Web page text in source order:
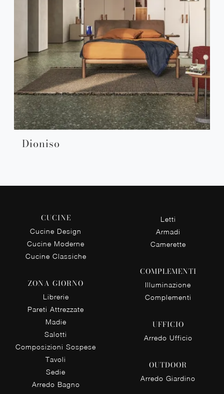
Dioniso
CUCINE
Cucine Design
Cucine Moderne
Cucine Classiche
ZONA GIORNO
Librerie
Pareti Attrezzate
Madie
Salotti
Composizioni Sospese
Tavoli
Sedie
Arredo Bagno
Letti
Armadi
Camerette
COMPLEMENTI
Illuminazione
Complementi
UFFICIO
Arredo Ufficio
OUTDOOR
Arredo Giardino